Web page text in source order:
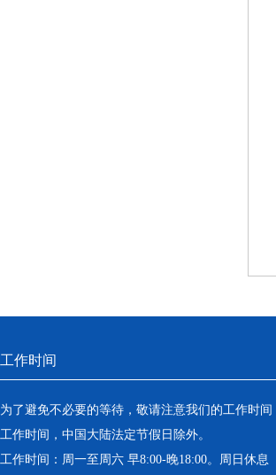
工作时间
为了避免不必要的等待，敬请注意我们的工作时
工作时间，中国大陆法定节假日除外。
工作时间：周一至周六 早8:00-晚18:00。周日休息